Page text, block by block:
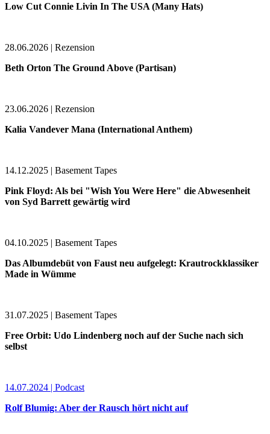
Low Cut Connie Livin In The USA (Many Hats)
28.06.2026 | Rezension
Beth Orton The Ground Above (Partisan)
23.06.2026 | Rezension
Kalia Vandever Mana (International Anthem)
14.12.2025 | Basement Tapes
Pink Floyd: Als bei "Wish You Were Here" die Abwesenheit
von Syd Barrett gewärtig wird
04.10.2025 | Basement Tapes
Das Albumdebüt von Faust neu aufgelegt: Krautrockklassiker
Made in Wümme
31.07.2025 | Basement Tapes
Free Orbit: Udo Lindenberg noch auf der Suche nach sich
selbst
14.07.2024 | Podcast
Rolf Blumig: Aber der Rausch hört nicht auf